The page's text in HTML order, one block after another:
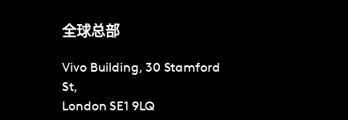
全球总部
Vivo Building, 30 Stamford
St,
London SE1 9LQ